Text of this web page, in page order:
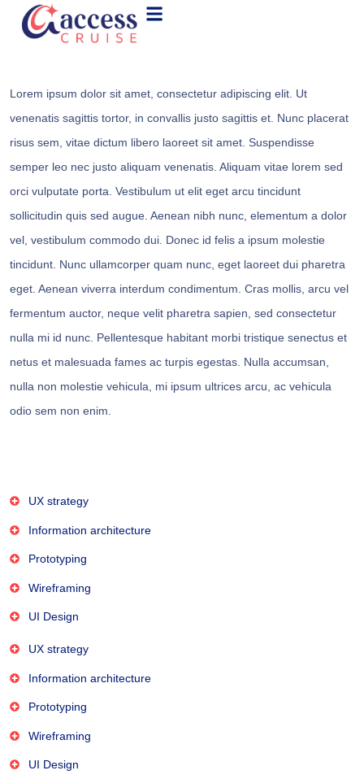
Lorem ipsum dolor sit amet, consectetur adipiscing elit. Ut
venenatis sagittis tortor, in convallis justo sagittis et. Nunc placerat
risus sem, vitae dictum libero laoreet sit amet. Suspendisse
semper leo nec justo aliquam venenatis. Aliquam vitae lorem sed
orci vulputate porta. Vestibulum ut elit eget arcu tincidunt
sollicitudin quis sed augue. Aenean nibh nunc, elementum a dolor
vel, vestibulum commodo dui. Donec id felis a ipsum molestie
tincidunt. Nunc ullamcorper quam nunc, eget laoreet dui pharetra
eget. Aenean viverra interdum condimentum. Cras mollis, arcu vel
fermentum auctor, neque velit pharetra sapien, sed consectetur
nulla mi id nunc. Pellentesque habitant morbi tristique senectus et
netus et malesuada fames ac turpis egestas. Nulla accumsan,
nulla non molestie vehicula, mi ipsum ultrices arcu, ac vehicula
odio sem non enim.
UX strategy
Information architecture
Prototyping
Wireframing
UI Design
UX strategy
Information architecture
Prototyping
Wireframing
UI Design